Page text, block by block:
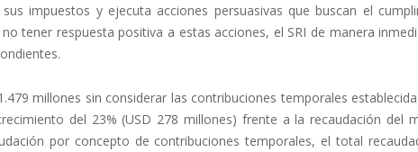
impuestos y ejecuta acciones persuasivas que buscan el
tener respuesta positiva a estas acciones, el SRI de manera
millones sin considerar las contribuciones temporales
del 23% (USD 278 millones) frente a la recaudación del
por concepto de contribuciones temporales, el total